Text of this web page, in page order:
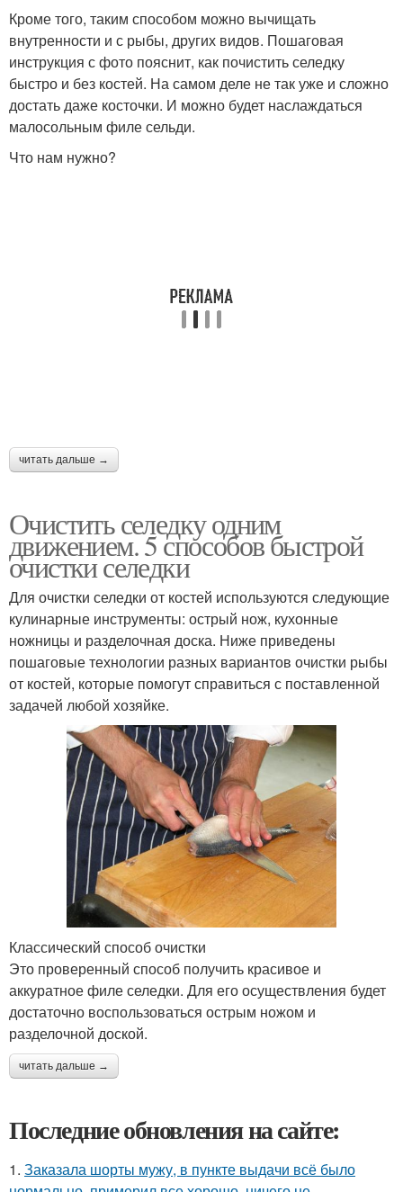
Кроме того, таким способом можно вычищать
внутренности и с рыбы, других видов. Пошаговая
инструкция с фото пояснит, как почистить селедку
быстро и без костей. На самом деле не так уже и сложно
достать даже косточки. И можно будет наслаждаться
малосольным филе сельди.
Что нам нужно?
читать дальше →
Очистить селедку одним
движением. 5 способов быстрой
очистки селедки
Для очистки селедки от костей используются следующие
кулинарные инструменты: острый нож, кухонные
ножницы и разделочная доска. Ниже приведены
пошаговые технологии разных вариантов очистки рыбы
от костей, которые помогут справиться с поставленной
задачей любой хозяйке.
Классический способ очистки
Это проверенный способ получить красивое и
аккуратное филе селедки. Для его осуществления будет
достаточно воспользоваться острым ножом и
разделочной доской.
читать дальше →
Последние обновления на сайте:
1. Заказала шорты мужу, в пункте выдачи всё было